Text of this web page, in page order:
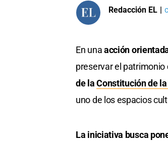
Redacción EL |
En unaacción
preservar el
de laConstitución de
uno de los espacios
La iniciativa busca